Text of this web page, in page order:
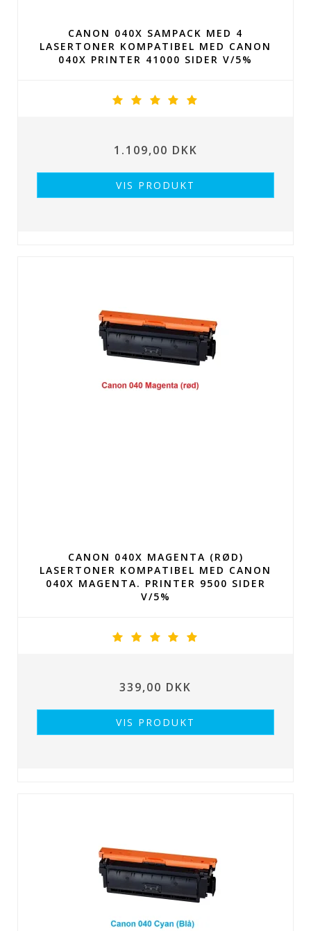
CANON 040X SAMPACK MED 4
LASERTONER KOMPATIBEL MED CANON
040X PRINTER 41000 SIDER V/5%
1.109,00 DKK
VIS PRODUKT
CANON 040X MAGENTA (RØD)
LASERTONER KOMPATIBEL MED CANON
040X MAGENTA. PRINTER 9500 SIDER
V/5%
339,00 DKK
VIS PRODUKT